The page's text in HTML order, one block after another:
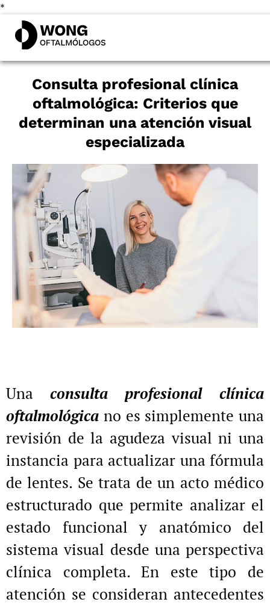
*
Consulta profesional clínica
oftalmológica: Criterios que
determinan una atención visual
especializada
Una consulta profesional clínica
oftalmológica no es simplemente una
revisión de la agudeza visual ni una
instancia para actualizar una fórmula
de lentes. Se trata de un acto médico
estructurado que permite analizar el
estado funcional y anatómico del
sistema visual desde una perspectiva
clínica completa. En este tipo de
atención se consideran antecedentes